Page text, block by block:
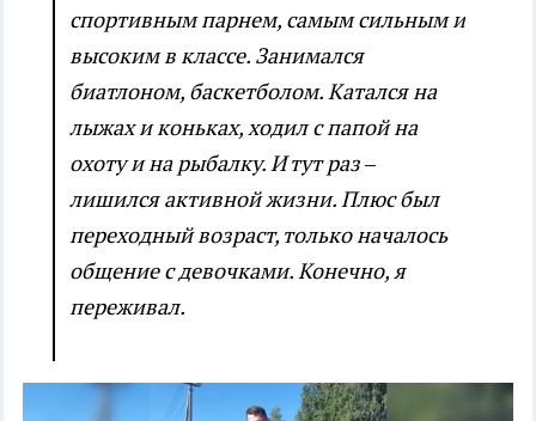
спортивным парнем, самым сильным и
высоким в классе. Занимался
биатлоном, баскетболом. Катался на
лыжах и коньках, ходил с папой на
охоту и на рыбалку. И тут раз –
лишился активной жизни. Плюс был
переходный возраст, только началось
общение с девочками. Конечно, я
переживал.